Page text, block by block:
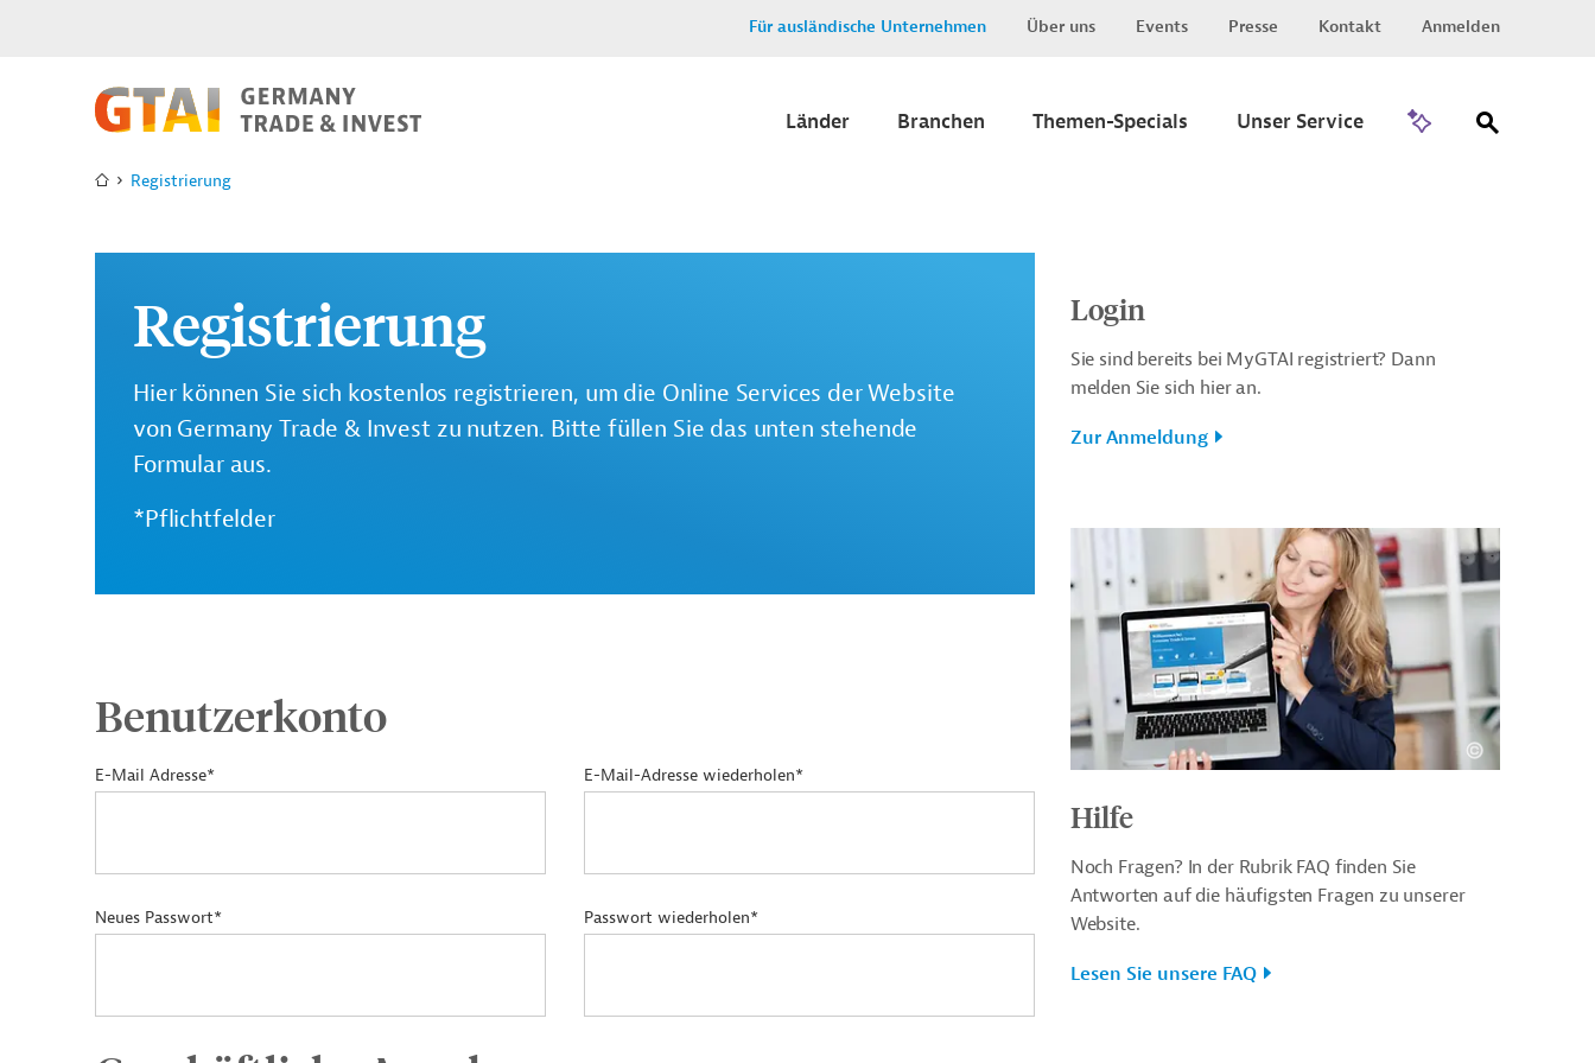
Für ausländische Unternehmen Über uns Events Presse Kontakt Anmelden
Länder Branchen Themen-Specials Unser Service
Registrierung
Registrierung
Hier können Sie sich kostenlos registrieren, um die Online Services der Website
von Germany Trade & Invest zu nutzen. Bitte füllen Sie das unten stehende
Formular aus.
*Pflichtfelder
Benutzerkonto
E-Mail Adresse* E-Mail-Adresse wiederholen*
Neues Passwort* Passwort wiederholen*
Login
Sie sind bereits bei MyGTAI registriert? Dann
melden Sie sich hier an.
Zur Anmeldung
Hilfe
Noch Fragen? In der Rubrik FAQ finden Sie
Antworten auf die häufigsten Fragen zu unserer
Website.
Lesen Sie unsere FAQ